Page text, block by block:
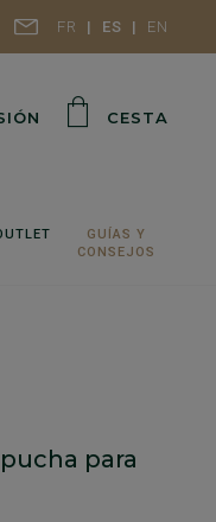
FR ES EN
CESTA
GUÍAS Y
CONSEJOS
para